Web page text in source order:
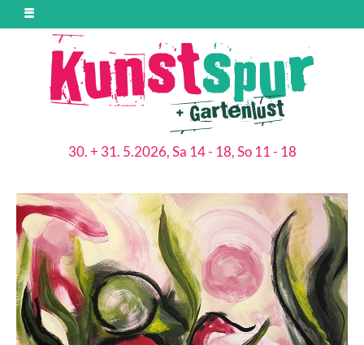
30. + 31. 5.2026, Sa 14 - 18, So 11 - 18